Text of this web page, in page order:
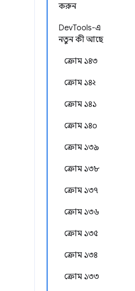
করুন
DevTools-এ
নতুন কী আছে
ক্রোম ১৪৩
ক্রোম ১৪২
ক্রোম ১৪১
ক্রোম ১৪০
ক্রোম ১৩৯
ক্রোম ১৩৮
ক্রোম ১৩৭
ক্রোম ১৩৬
ক্রোম ১৩৫
ক্রোম ১৩৪
ক্রোম ১৩৩